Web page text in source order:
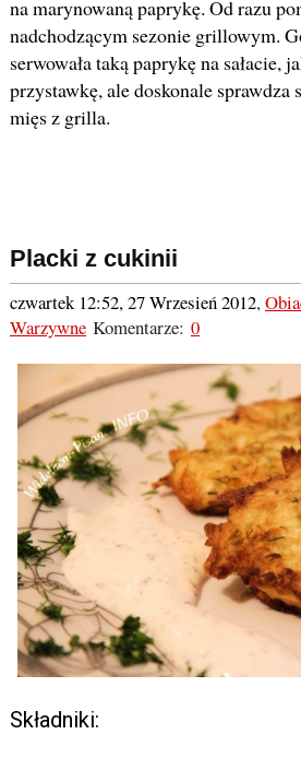
na marynowaną paprykę. Od razu
nadchodzącym sezonie grillowym.
serwowała taką paprykę na sałacie,
przystawkę, ale doskonale sprawdza
mięs z grilla.
Placki z cukinii
czwartek 12:52, 27 Wrzesień 2012,
WarzywneKomentarze: 0
Składniki: